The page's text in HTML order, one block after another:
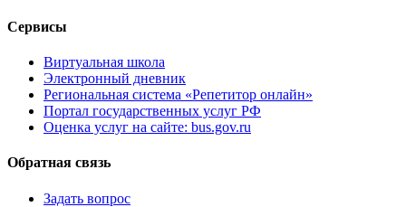
Сервисы
Виртуальная школа
Электронный дневник
Региональная система «Репетитор онлайн»
Портал государственных услуг РФ
Оценка услуг на сайте: bus.gov.ru
Обратная связь
Задать вопрос